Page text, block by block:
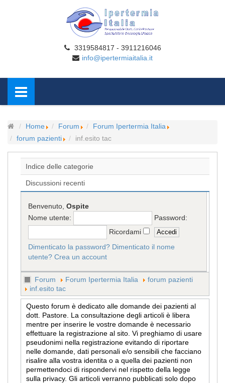
3319584817 - 3911216046
info@ipertermiaitalia.it
Home Forum
Forum Ipertermia Italia
forum pazienti
inf.esito tac
Indice delle categorie
Discussioni recenti
Benvenuto,Ospite
Nome utente:
Password:
Ricordami
Dimenticato la password? Dimenticato il nome
utente? Crea un account
Forum Forum Ipertermia Italia
forum pazienti
inf.esito tac
Questo forum è dedicato alle domande dei pazienti al
dott. Pastore. La consultazione degli articoli è libera
mentre per inserire le vostre domande è necessario
effettuare la registrazione al sito. Vi preghiamo di usare
pseudonimi nella registrazione evitando di riportare
nelle domande, dati personali e/o sensibili che facciano
risalire alla vostra identita o a quella dei pazienti non
permettendoci di rispondervi nel rispetto della legge
sulla privacy. Gli articoli verranno pubblicati solo dopo